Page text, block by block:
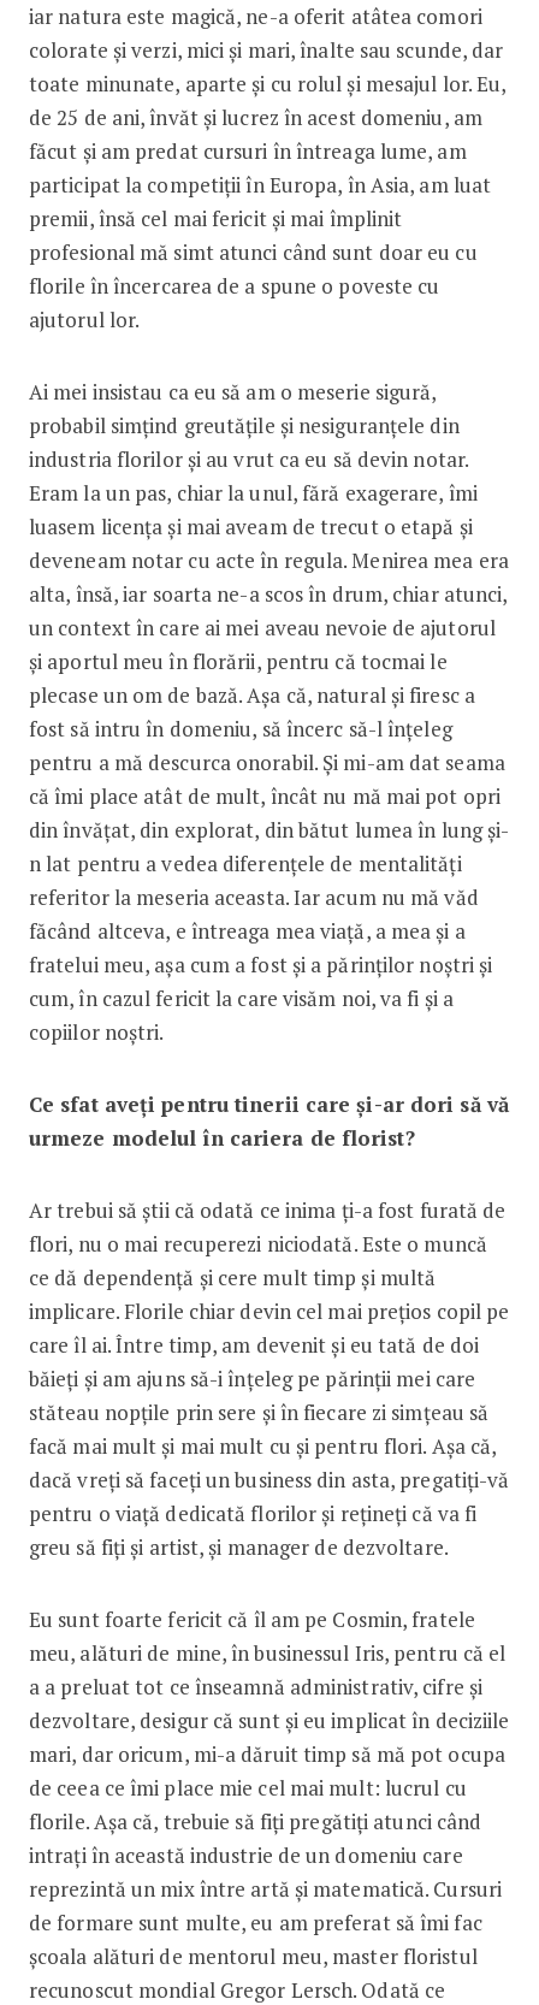
iar natura este magică, ne-a oferit atâtea comori
colorate și verzi, mici și mari, înalte sau scunde, dar
toate minunate, aparte și cu rolul și mesajul lor. Eu,
de 25 de ani, învăt și lucrez în acest domeniu, am
făcut și am predat cursuri în întreaga lume, am
participat la competiții în Europa, în Asia, am luat
premii, însă cel mai fericit și mai împlinit
profesional mă simt atunci când sunt doar eu cu
florile în încercarea de a spune o poveste cu
ajutorul lor.
Ai mei insistau ca eu să am o meserie sigură,
probabil simțind greutățile și nesiguranțele din
industria florilor și au vrut ca eu să devin notar.
Eram la un pas, chiar la unul, fără exagerare, îmi
luasem licența și mai aveam de trecut o etapă și
deveneam notar cu acte în regula. Menirea mea era
alta, însă, iar soarta ne-a scos în drum, chiar atunci,
un context în care ai mei aveau nevoie de ajutorul
și aportul meu în florării, pentru că tocmai le
plecase un om de bază. Așa că, natural și firesc a
fost să intru în domeniu, să încerc să-l înțeleg
pentru a mă descurca onorabil. Și mi-am dat seama
că îmi place atât de mult, încât nu mă mai pot opri
din învățat, din explorat, din bătut lumea în lung și-
n lat pentru a vedea diferențele de mentalități
referitor la meseria aceasta. Iar acum nu mă văd
făcând altceva, e întreaga mea viață, a mea și a
fratelui meu, așa cum a fost și a părinților noștri și
cum, în cazul fericit la care visăm noi, va fi și a
copiilor noștri.
Ce sfat aveți pentru tinerii care și-ar dori să vă
urmeze modelul în cariera de florist?
Ar trebui să știi că odată ce inima ți-a fost furată de
flori, nu o mai recuperezi niciodată. Este o muncă
ce dă dependență și cere mult timp și multă
implicare. Florile chiar devin cel mai prețios copil pe
care îl ai. Între timp, am devenit și eu tată de doi
băieți și am ajuns să-i înțeleg pe părinții mei care
stăteau nopțile prin sere și în fiecare zi simțeau să
facă mai mult și mai mult cu și pentru flori. Așa că,
dacă vreți să faceți un business din asta, pregatiți-vă
pentru o viață dedicată florilor și rețineți că va fi
greu să fiți și artist, și manager de dezvoltare.
Eu sunt foarte fericit că îl am pe Cosmin, fratele
meu, alături de mine, în businessul Iris, pentru că el
a a preluat tot ce înseamnă administrativ, cifre și
dezvoltare, desigur că sunt și eu implicat în deciziile
mari, dar oricum, mi-a dăruit timp să mă pot ocupa
de ceea ce îmi place mie cel mai mult: lucrul cu
florile. Așa că, trebuie să fiți pregătiți atunci când
intrați în această industrie de un domeniu care
reprezintă un mix între artă și matematică. Cursuri
de formare sunt multe, eu am preferat să îmi fac
școala alături de mentorul meu, master floristul
recunoscut mondial Gregor Lersch. Odată ce